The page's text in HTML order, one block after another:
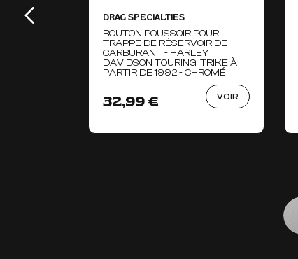
DRAG SPECIALTIES
BOUTON POUSSOIR POUR
TRAPPE DE RÉSERVOIR DE
CARBURANT - HARLEY
DAVIDSON TOURING, TRIKE À
PARTIR DE 1992 - CHROMÉ
32,99 € VOIR